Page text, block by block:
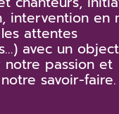
intervention en
attentes
avec un
passion et
savoir-faire.